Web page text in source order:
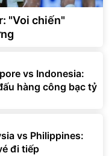
"Voi chiến"
vs Indonesia:
hàng công bạc tỷ
vs Philippines:
đi tiếp